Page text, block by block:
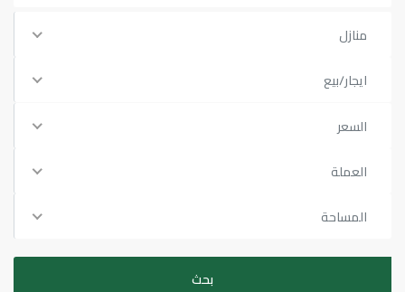
منازل
ايجار/بيع
السعر
العملة
المساحة